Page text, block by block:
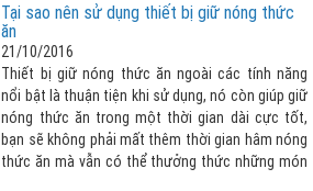
Tại sao nên sử dụng thiết bị giữ nóng thức
ăn
21/10/2016
Thiết bị giữ nóng thức ăn ngoài các tính năng
nổi bật là thuận tiện khi sử dụng, nó còn giúp giữ
nóng thức ăn trong một thời gian dài cực tốt,
bạn sẽ không phải mất thêm thời gian hâm nóng
thức ăn mà vẫn có thể thưởng thức những món